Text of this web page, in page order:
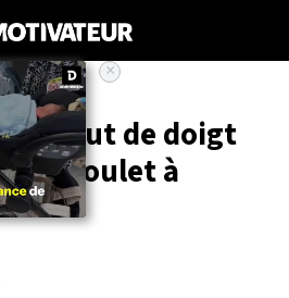
bout de doigt
au poulet à
×